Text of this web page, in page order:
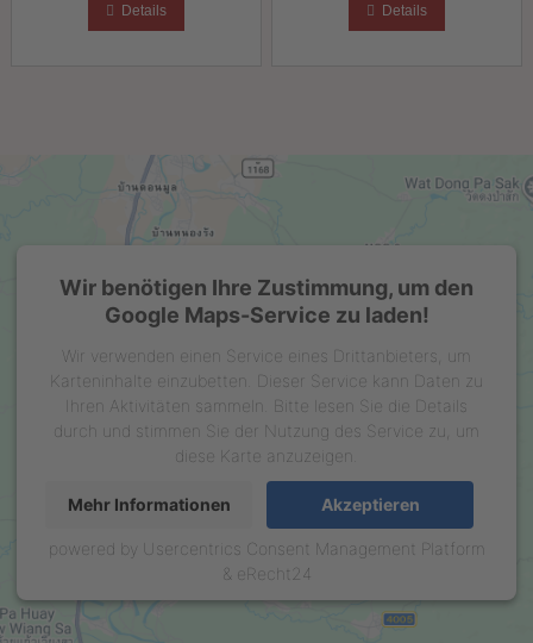
Details Details
Wir benötigen Ihre Zustimmung, um den
Google Maps-Service zu laden!
Wir verwenden einen Service eines Drittanbieters, um
Karteninhalte einzubetten. Dieser Service kann Daten zu
Ihren Aktivitäten sammeln. Bitte lesen Sie die Details
durch und stimmen Sie der Nutzung des Service zu, um
diese Karte anzuzeigen.
Mehr Informationen Akzeptieren
powered by
Usercentrics Consent Management Platform
& eRecht24